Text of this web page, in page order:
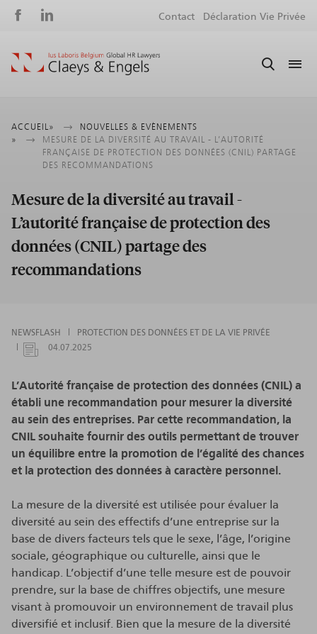
Social
Contact Déclaration Vie Privée
Fil
d'Ariane
ACCUEIL
NOUVELLES & EVÈNEMENTS
MESURE DE LA DIVERSITÉ AU TRAVAIL - L’AUTORITÉ
FRANÇAISE DE PROTECTION DES DONNÉES (CNIL) PARTAGE
DES RECOMMANDATIONS
Mesure de la diversité au travail -
L’autorité française de protection des
données (CNIL) partage des
recommandations
NEWSFLASH
PROTECTION DES DONNÉES ET DE LA VIE PRIVÉE
04.07.2025
L’Autorité française de protection des données (CNIL) a
établi une recommandation pour mesurer la diversité
au sein des entreprises. Par cette recommandation, la
CNIL souhaite fournir des outils permettant de trouver
un équilibre entre la promotion de l’égalité des chances
et la protection des données à caractère personnel.
La mesure de la diversité est utilisée pour évaluer la
diversité au sein des effectifs d’une entreprise sur la
base de divers facteurs tels que le sexe, l’âge, l’origine
sociale, géographique ou culturelle, ainsi que le
handicap. L’objectif d’une telle mesure est de pouvoir
prendre, sur la base de chiffres objectifs, une mesure
visant à promouvoir un environnement de travail plus
diversifié et inclusif. Bien que la mesure de la diversité